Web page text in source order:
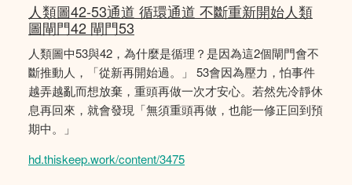
人類圖42-53通道 循環通道 不斷重新開始人類
圖閘門42 閘門53
人類圖中53與42，為什麼是循理？是因為這2個閘門會不
斷推動人，「從新再開始過。」 53會因為壓力，怕事件
越弄越亂而想放棄，重頭再做一次才安心。若然先冷靜休
息再回來，就會發現「無須重頭再做，也能一修正回到預
期中。」
hd.thiskeep.work/content/3475